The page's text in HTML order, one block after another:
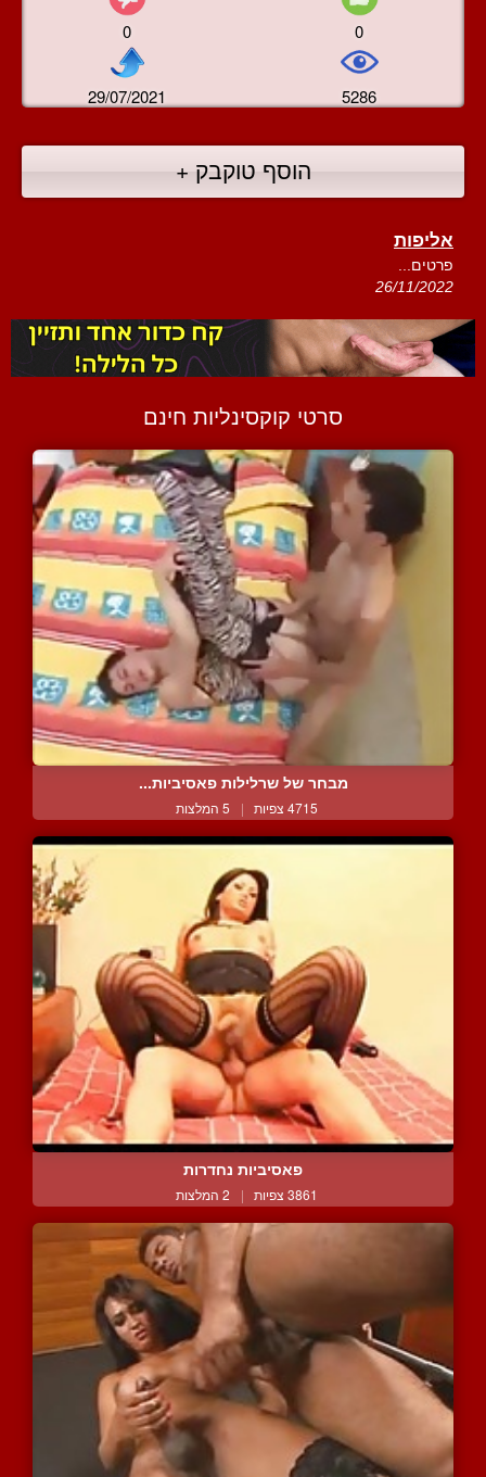
0 0
29/07/2021 5286
הוסף טוקבק +
אליפות
פרטים...
26/11/2022
סרטי קוקסינליות חינם
מבחר של שרלילות פאסיביות...
4715 צפיות | 5 המלצות
פאסיביות נחדרות
3861 צפיות | 2 המלצות